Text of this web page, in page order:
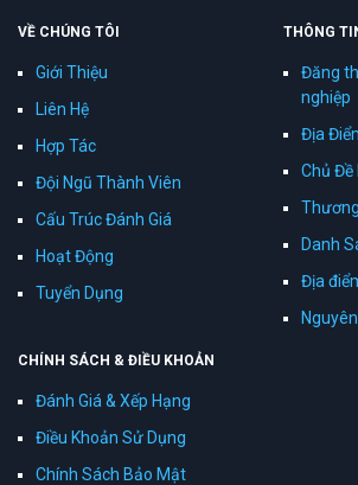
VỀ CHÚNG TÔI
Giới Thiệu
Liên Hệ
Hợp Tác
Đội Ngũ Thành Viên
Cấu Trúc Đánh Giá
Hoạt Động
Tuyển Dụng
THÔNG
Đăng
nghiệp
Địa
Chủ Đề
Danh
Địa
CHÍNH SÁCH & ĐIỀU KHOẢN
Đánh Giá & Xếp Hạng
Điều Khoản Sử Dụng
Chính Sách Bảo Mật